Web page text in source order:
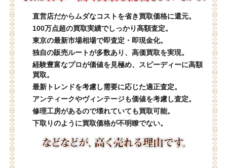
直営店だからムダなコストを省き買取価格に還元。
100万点超の買取実績でしっかり高額査定。
東京の最新市場相場で即査定・即現金化。
独自の販売ルートが多数あり、高価買取を実現。
経験豊富なプロが価値を見極め、スピーディーに高額
買取。
最新トレンドを考慮し需要に応じた適正査定。
アンティークやヴィンテージも価値を考慮し査定。
修理工房があるので壊れていても買取可能。
下取りのように買取価格が不明瞭でない。